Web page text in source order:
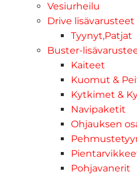
Vesiurheilu
Drive lisävarusteet
Tyynyt,Patjat
Buster-
Kaiteet
Kuomut &
Kytkimet &
Navipaketit
Ohjauksen
Pohjavanerit